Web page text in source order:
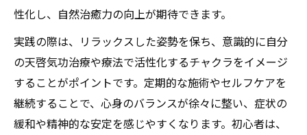
性化し、自然治癒力の向上が期待できます。
実践の際は、リラックスした姿勢を保ち、意識的に自分
の天啓気功治療や療法で活性化するチャクラをイメージ
することがポイントです。定期的な施術やセルフケアを
継続することで、心身のバランスが徐々に整い、症状の
緩和や精神的な安定を感じやすくなります。初心者は、